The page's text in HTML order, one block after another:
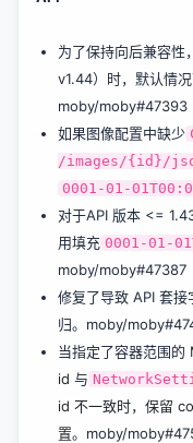
为了保持向后兼容性
v1.44）时，默认情
moby/moby#47393
如果图像配置中缺少
/images/{id}/
0001-01-
对于API 版本 <=
用填充 0001-01-
moby/moby#47387
修复了导致 API 套接
归。 moby/
当指定了容器范围的
id 与
id 不一致时，保留
置。 moby/